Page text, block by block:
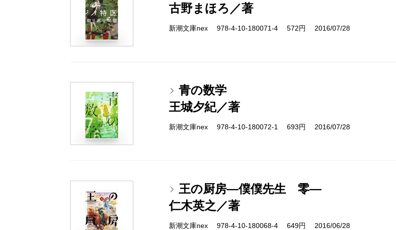
古野まほろ／著
新潮文庫nex 978-4-10-180071-4 572円 2016/07/28
青の数学
王城夕紀／著
新潮文庫nex 978-4-10-180072-1 693円 2016/07/28
王の厨房―僕僕先生 零―
仁木英之／著
新潮文庫nex 978-4-10-180068-4 649円 2016/06/28